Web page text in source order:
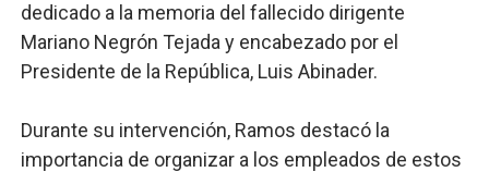
dedicado a la memoria del fallecido dirigente
Mariano Negrón Tejada y encabezado por el
Presidente de la República, Luis Abinader.
Durante su intervención, Ramos destacó la
importancia de organizar a los empleados de estos